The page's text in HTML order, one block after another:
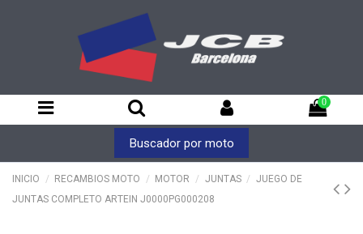
0
Buscador por moto
INICIO RECAMBIOS MOTO MOTOR JUNTAS
JUEGO DE
JUNTAS COMPLETO ARTEIN J0000PG000208